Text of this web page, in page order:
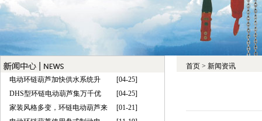
电动环链葫芦加快供水系统升
[04-25]
DHS型环链电动葫芦集万千优
[04-25]
家装风格多变，环链电动葫芦来
[01-21]
首页 > 新闻资讯